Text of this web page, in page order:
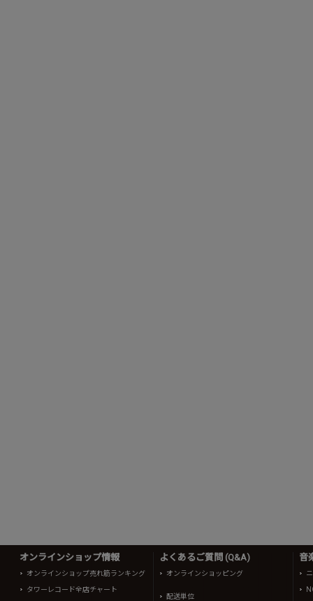
オンラインショップ情報
オンラインショップ売れ筋ランキング
タワーレコード全店チャート
よくあるご質問 (Q&A)
オンラインショッピング
配送単位
音